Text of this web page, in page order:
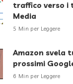
traffico verso i
Media
5 Min per Leggere
Amazon svela
prossimi
6 Min per Leggere